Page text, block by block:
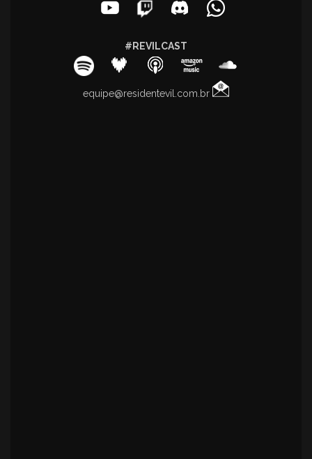
#REVILCAST
equipe@residentevil.com.br